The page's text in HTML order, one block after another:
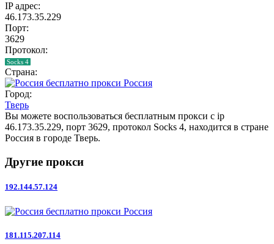
IP адрес:
46.173.35.229
Порт:
3629
Протокол:
Socks 4
Страна:
Россия
Город:
Тверь
Вы можете воспользоваться бесплатным прокси с ip
46.173.35.229, порт 3629, протокол Socks 4, находится в стране
Россия в городе Тверь.
Другие прокси
192.144.57.124
Россия
181.115.207.114